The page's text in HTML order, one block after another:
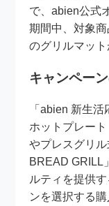
で、abien公式
期間中、対象
のグリルマット
キャンペー
「abien 新生
ホットプレー
やプレスグリ
BREAD GRILL
ルティを提供
ンを選択する